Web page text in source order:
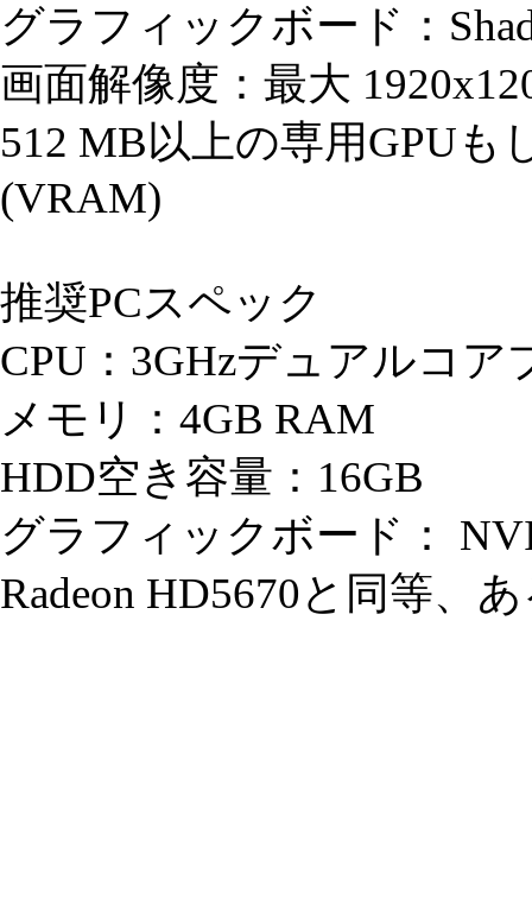
グラフィックボード：
画面解像度：最大
512 MB以上の専用GPU
(VRAM)
推奨PCスペック
CPU：3GHzデュアルコア
メモリ：4GB RAM
HDD空き容量：16GB
グラフィックボード：
Radeon HD5670と同等、